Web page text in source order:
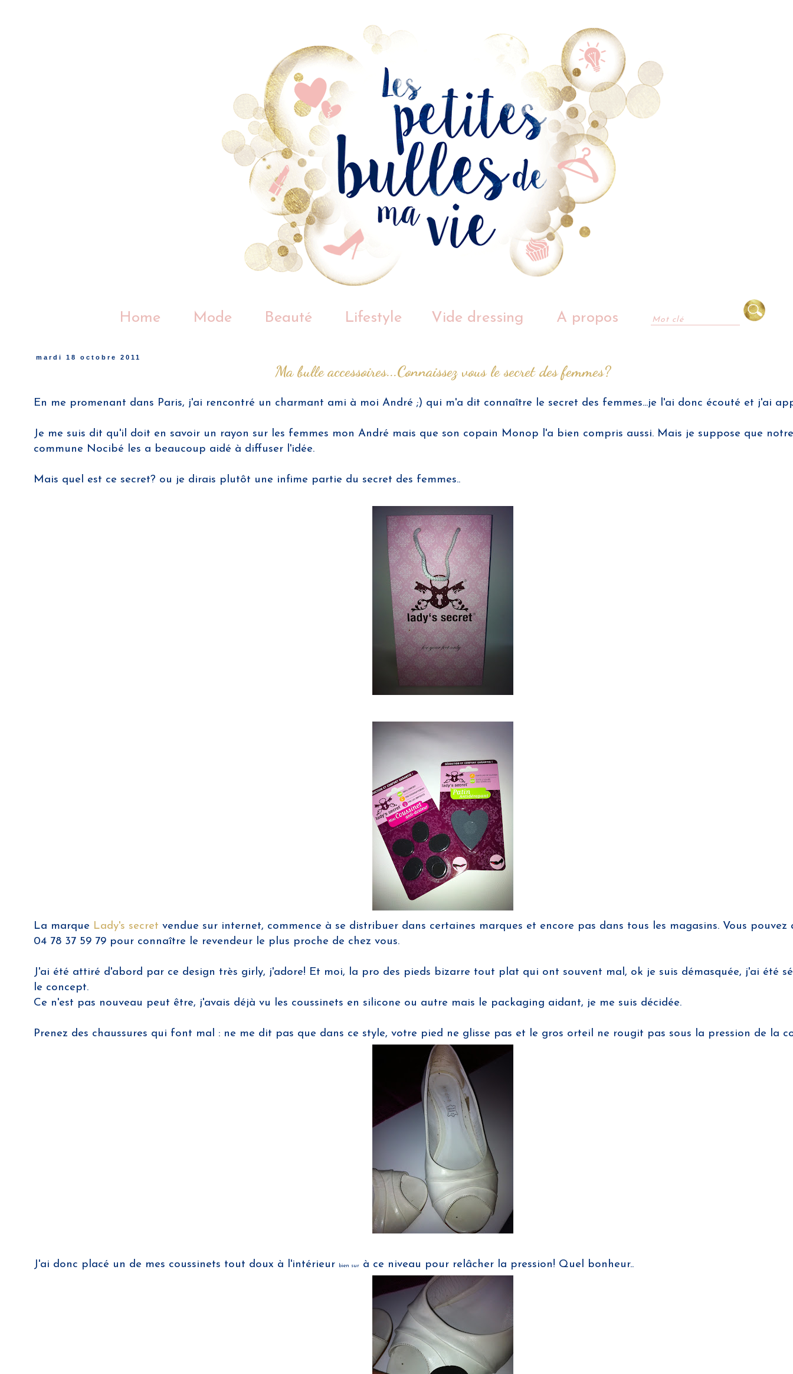
Home Mode Beauté Lifestyle Vide dressing A propos
mardi 18 octobre 2011
Ma bulle accessoires...Connaissez vous le secret des femmes?
En me promenant dans Paris, j'ai rencontré un charmant ami à moi André ;) qui m'a dit connaître le secret des femmes...je l'ai donc écouté et j'ai
Je me suis dit qu'il doit en savoir un rayon sur les femmes mon André mais que son copain Monop l'a bien compris aussi. Mais je suppose que
commune Nocibé les a beaucoup aidé à diffuser l'idée.
Mais quel est ce secret? ou je dirais plutôt une infime partie du secret des femmes..
La marque Lady's secret vendue sur internet, commence à se distribuer dans certaines marques et encore pas dans tous les magasins. Vous pouvez
04 78 37 59 79 pour connaître le revendeur le plus proche de chez vous.
J'ai été attiré d'abord par ce design très girly, j'adore! Et moi, la pro des pieds bizarre tout plat qui ont souvent mal, ok je suis démasquée, j'ai été
le concept.
Ce n'est pas nouveau peut être, j'avais déjà vu les coussinets en silicone ou autre mais le packaging aidant, je me suis décidée.
Prenez des chaussures qui font mal : ne me dit pas que dans ce style, votre pied ne glisse pas et le gros orteil ne rougit pas sous la pression de la
J'ai donc placé un de mes coussinets tout doux à l'intérieur bien sur à ce niveau pour relâcher la pression! Quel bonheur..